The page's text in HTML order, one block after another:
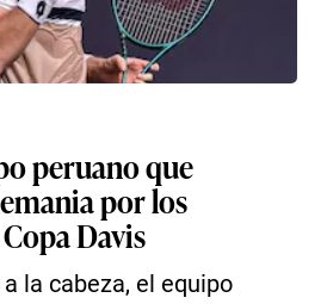
peruano que
por los
Davis
la cabeza, el equipo